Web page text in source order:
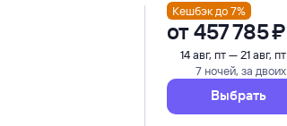
Кешбэк до 7%
от457 ⁠785 ⁠₽
14 авг, пт — 21 авг, пт
7 ночей, за двоих
Выбрать